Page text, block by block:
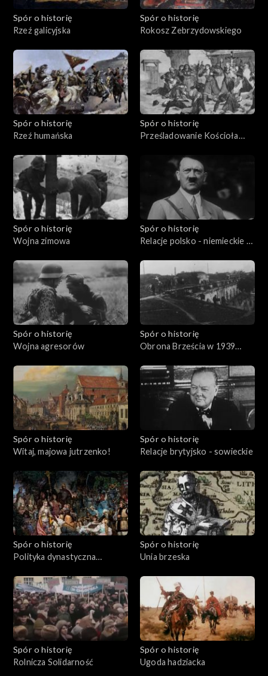
Spór o historię
Rzeź galicyjska
Spór o historię
Rokosz Zebrzydowskiego
Spór o historię
Rzeź humańska
Spór o historię
Prześladowanie Kościoła
rosyjskim
Spór o historię
Wojna zimowa
Spór o historię
Relacje polsko - niemieckie w
Spór o historię
Wojna agresorów
Spór o historię
Obrona Brześcia w 1939
Spór o historię
Witaj, majowa jutrzenko!
Spór o historię
Relacje brytyjsko - sowieckie
Spór o historię
Polityka dynastyczna
Spór o historię
Unia brzeska
Spór o historię
Rolnicza Solidarność
Spór o historię
Ugoda hadziacka